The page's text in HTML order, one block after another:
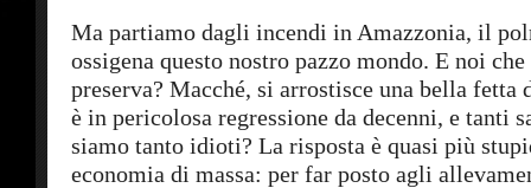
Ma partiamo dagli incendi in Amazzonia, il
ossigena questo nostro pazzo mondo. E noi
preserva? Macché, si arrostisce una bella fetta
è in pericolosa regressione da decenni, e tanti
siamo tanto idioti? La risposta è quasi più
economia di massa: per far posto agli